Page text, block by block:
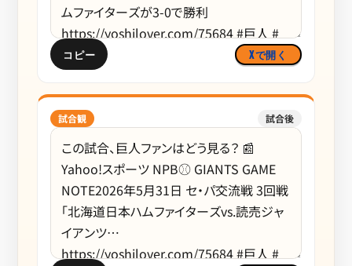
コピー Xで開く
試合観 試合後